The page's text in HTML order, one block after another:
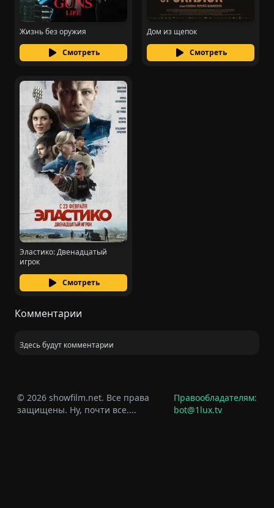
Жизнь без оружия
Смотреть
Дом из щепок
Смотреть
Эластико: Двенадцатый
игрок
Смотреть
Комментарии
Здесь будут комментарии
© 2026 showfilm.net. Все права
защищены. Ну, почти все....
Правообладателям:
bot@1lux.tv